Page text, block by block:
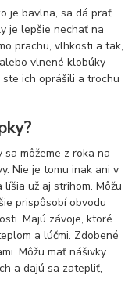
je bavlna, sa dá prať
je lepšie nechať na
prachu, vlhkosti a tak,
vlnené klobúky
ich oprášili a trochu
môžeme z roka na
Nie je tomu inak ani v
už aj strihom. Môžu
prispôsobí obvodu
Majú závoje, ktoré
a lúčmi. Zdobené
Môžu mať nášivky
a dajú sa zatepliť,